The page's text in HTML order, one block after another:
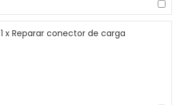
1 x Reparar conector de carga